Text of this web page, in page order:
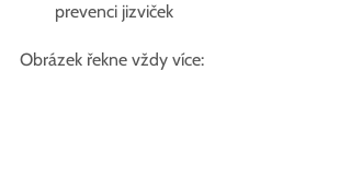
prevenci jizviček
Obrázek řekne vždy více: